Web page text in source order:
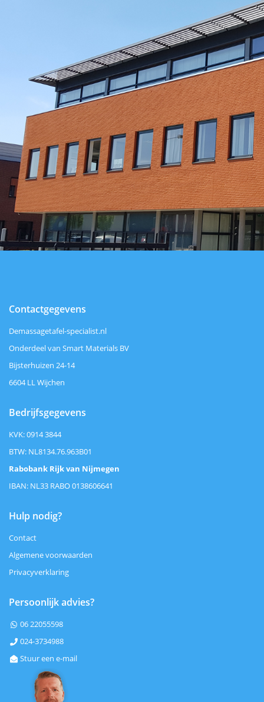
Contactgegevens
Demassagetafel-specialist.nl
Onderdeel van Smart Materials BV
Bijsterhuizen 24-14
6604 LL Wijchen
Bedrijfsgegevens
KVK: 0914 3844
BTW: NL8134.76.963B01
Rabobank Rijk van Nijmegen
IBAN: NL33 RABO 0138606641
Hulp nodig?
Contact
Algemene voorwaarden
Privacyverklaring
Persoonlijk advies?
 06 22055598
 024-3734988
 Stuur een e-mail